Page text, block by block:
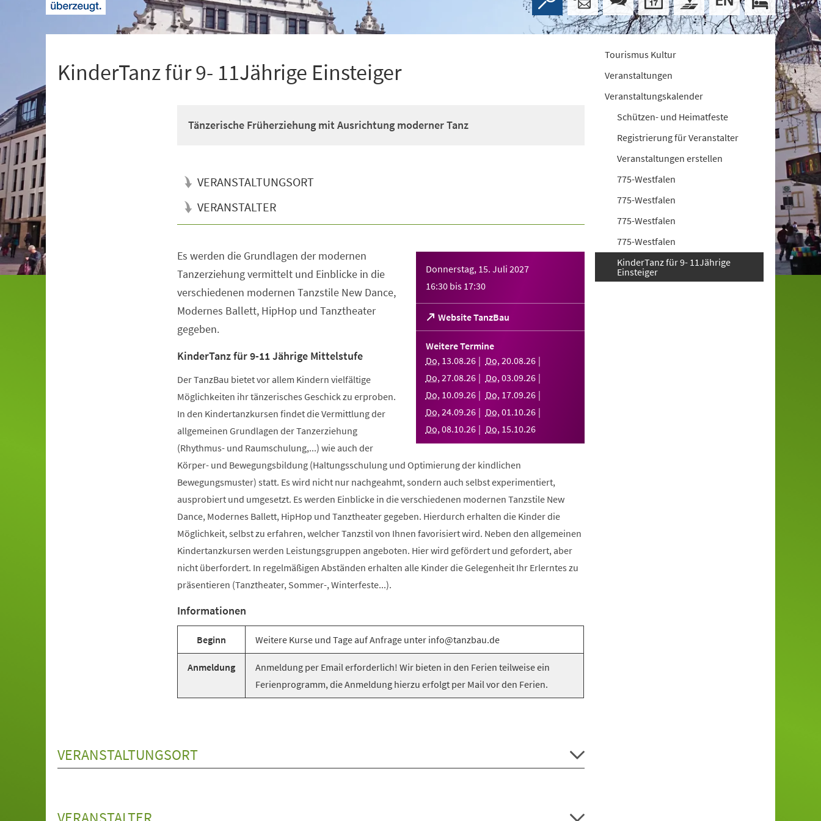
KinderTanz für 9- 11Jährige Einsteiger
Tänzerische Früherziehung mit Ausrichtung moderner Tanz
VERANSTALTUNGSORT
VERANSTALTER
Donnerstag, 15. Juli 2027
16:30 bis 17:30
Website TanzBau
(Öffnet
in
einem
Tab)
Weitere Termine
Do, 13.08.26 Do,20.08.26
Do,27.08.26 Do,03.09.26
Do, 10.09.26 Do, 17.09.26
Do,24.09.26 Do,01.10.26
Do,08.10.26 Do, 15.10.26
Es werden die Grundlagen der modernen
Tanzerziehung vermittelt und Einblicke in die
verschiedenen modernen Tanzstile New Dance,
Modernes Ballett, HipHop und Tanztheater
gegeben.
KinderTanz für 9-11 Jährige Mittelstufe
Der TanzBau bietet vor allem Kindern vielfältige
Möglichkeiten ihr tänzerisches Geschick zu erproben.
In den Kindertanzkursen findet die Vermittlung der
allgemeinen Grundlagen der Tanzerziehung
(Rhythmus- und Raumschulung,...) wie auch der
Körper- und Bewegungsbildung (Haltungsschulung und Optimierung der kindlichen
Bewegungsmuster) statt. Es wird nicht nur nachgeahmt, sondern auch selbst experimentiert,
ausprobiert und umgesetzt. Es werden Einblicke in die verschiedenen modernen Tanzstile New
Dance, Modernes Ballett, HipHop und Tanztheater gegeben. Hierdurch erhalten die Kinder die
Möglichkeit, selbst zu erfahren, welcher Tanzstil von Ihnen favorisiert wird. Neben den allgemeinen
Kindertanzkursen werden Leistungsgruppen angeboten. Hier wird gefördert und gefordert, aber
nicht überfordert. In regelmäßigen Abständen erhalten alle Kinder die Gelegenheit Ihr Erlerntes zu
präsentieren (Tanztheater, Sommer-, Winterfeste...).
Informationen
Beginn Weitere Kurse und Tage auf Anfrage unter info@tanzbau.de
Anmeldung
Anmeldung per Email erforderlich! Wir bieten in den Ferien teilweise ein
Ferienprogramm, die Anmeldung hierzu erfolgt per Mail vor den Ferien.
VERANSTALTUNGSORT
Tourismus Kultur
Veranstaltungen
Veranstaltungskalender
Schützen- und Heimatfeste
Registrierung für Veranstalter
Veranstaltungen erstellen
775-Westfalen
775-Westfalen
775-Westfalen
775-Westfalen
KinderTanz für 9- 11Jährige
Einsteiger